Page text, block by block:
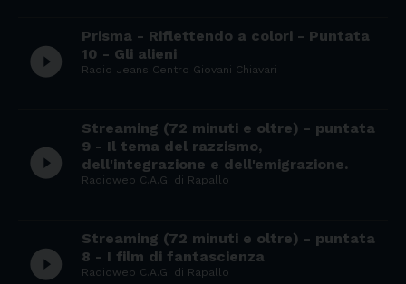
play_circle_filled
Prisma - Riflettendo a colori - Puntata
10 - Gli alieni
Radio Jeans Centro Giovani Chiavari
play_circle_filled
Streaming (72 minuti e oltre) - puntata
9 - Il tema del razzismo,
dell'integrazione e dell'emigrazione.
Radioweb C.A.G. di Rapallo
play_circle_filled
Streaming (72 minuti e oltre) - puntata
8 - I film di fantascienza
Radioweb C.A.G. di Rapallo